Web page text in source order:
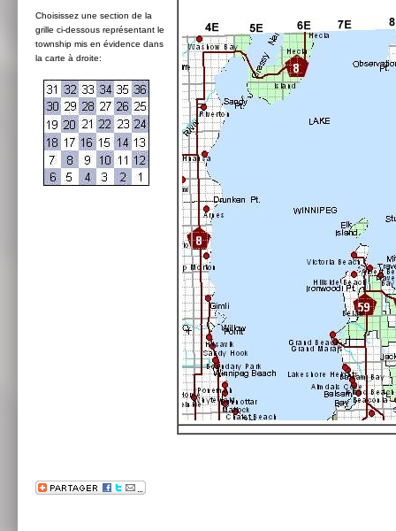
Choisissez une section de la
grille ci-dessous représentant le
township mis en évidence dans
la carte à droite: